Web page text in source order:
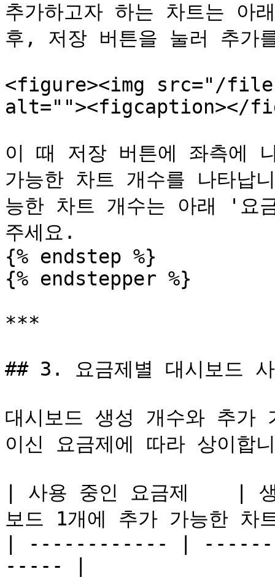
추가하고자 하는 차트는 아
후, 저장 버튼을 눌러 추가
<figure><img src="/
alt=""><figcaption></
이 때 저장 버튼에 좌측에
가능한 차트 개수를 나타납
능한 차트 개수는 아래 '요
주세요.
{% endstep %}
{% endstepper %}
***
## 3. 요금제별 대시보드
대시보드 생성 개수와 추가
이신 요금제에 따라 상이합
| 사용 중인 요금제    |
보드 1개에 추가 가능한 차
| ------------ |
----- |